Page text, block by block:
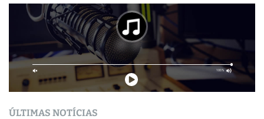
ÚLTIMAS NOTÍCIAS